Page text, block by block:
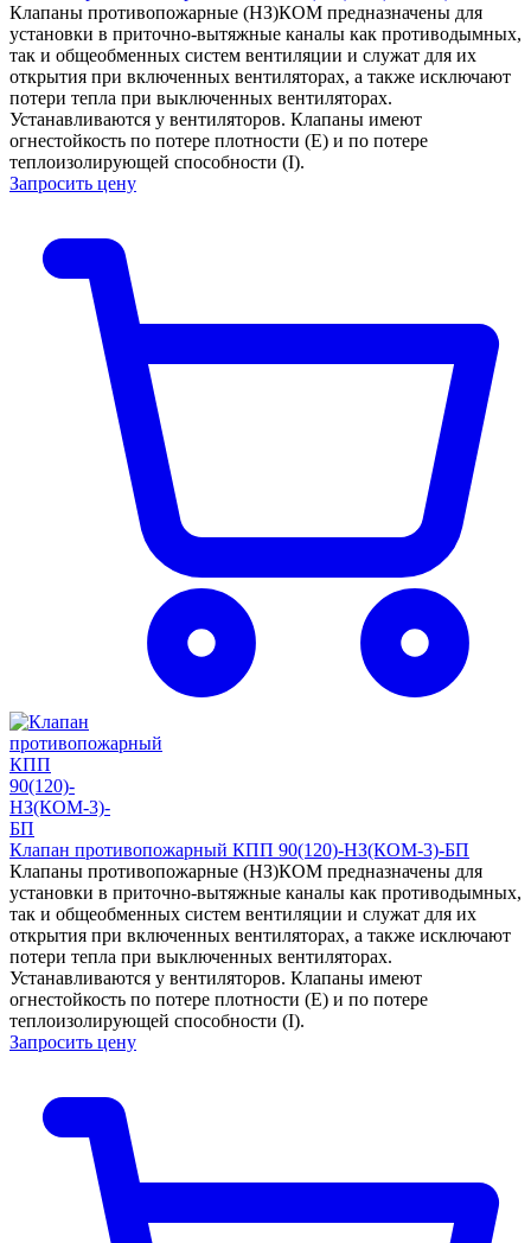
Клапаны противопожарные (НЗ)КОМ предназначены для
установки в приточно-вытяжные каналы как противодымных,
так и общеобменных систем вентиляции и служат для их
открытия при включенных вентиляторах, а также исключают
потери тепла при выключенных вентиляторах.
Устанавливаются у вентиляторов. Клапаны имеют
огнестойкость по потере плотности (Е) и по потере
теплоизолирующей способности (I).
Запросить цену
Клапан противопожарный КПП 90(120)-НЗ(КОМ-3)-БП
Клапаны противопожарные (НЗ)КОМ предназначены для
установки в приточно-вытяжные каналы как противодымных,
так и общеобменных систем вентиляции и служат для их
открытия при включенных вентиляторах, а также исключают
потери тепла при выключенных вентиляторах.
Устанавливаются у вентиляторов. Клапаны имеют
огнестойкость по потере плотности (Е) и по потере
теплоизолирующей способности (I).
Запросить цену